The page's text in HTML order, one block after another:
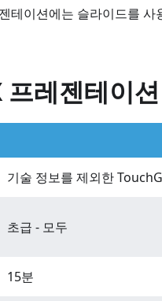
테이션에는 슬라이드를
레젠테이션
기술 정보를 제외한
초급 - 모두
15분